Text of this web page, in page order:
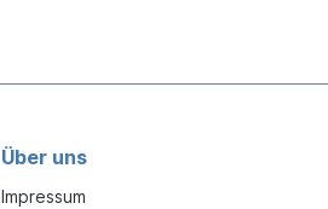
Über uns
Impressum